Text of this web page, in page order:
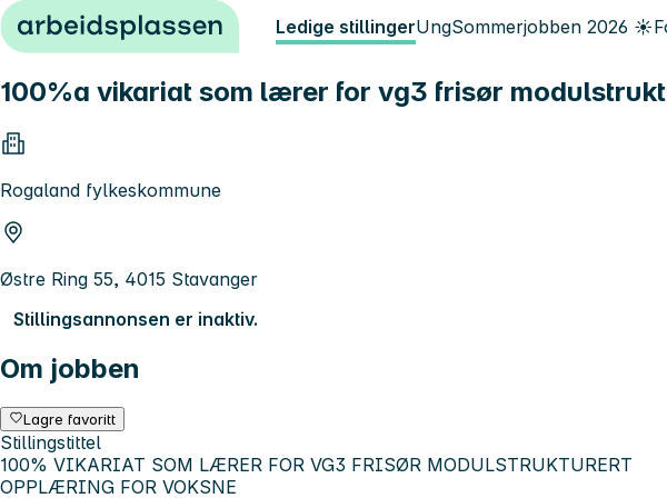
Hopp til innhold Ledige stillingerUngSommerjobben 2026 ☀️
100%a vikariat som lærer for vg3 frisør
Rogaland fylkeskommune
Østre Ring 55, 4015 Stavanger
Stillingsannonsen er inaktiv.
Om jobben
Lagre favoritt
Stillingstittel
100% VIKARIAT SOM LÆRER FOR VG3 FRISØR MODULSTRUKTURERT
OPPLÆRING FOR VOKSNE